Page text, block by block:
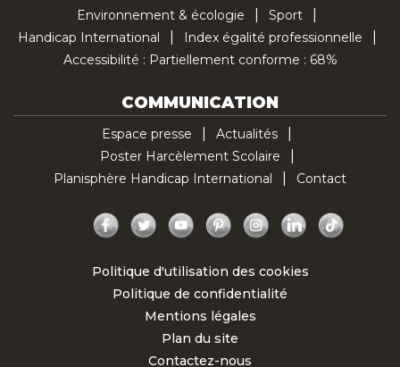
Environnement & écologie
Sport
Handicap International
Index égalité professionnelle
Accessibilité : Partiellement conforme : 68%
COMMUNICATION
Espace presse
Actualités
Poster Harcèlement Scolaire
Planisphère Handicap International
Contact
Facebook
Twitter YouTubePinterestInstagramLinkedIn
Politique d'utilisation des cookies
Politique de confidentialité
Mentions légales
Plan du site
Contactez-nous